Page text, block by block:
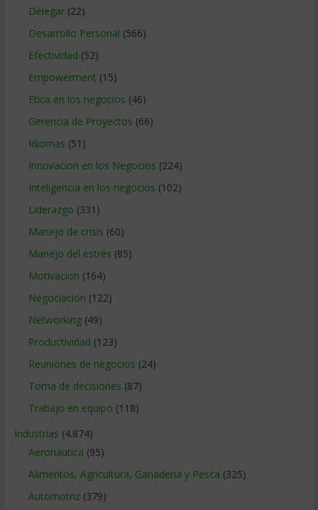
Delegar(22)
Desarrollo Personal (566)
Efectividad (52)
Empowerment (15)
Etica en los negocios (46)
Gerencia de Proyectos (66)
Idiomas (51)
Innovacion en los Negocios (224)
Inteligencia en los negocios (102)
Liderazgo (331)
Manejo de crisis (60)
Manejo del estrés (85)
Motivacion (164)
Negociacion (122)
Networking(49)
Productividad (123)
Reuniones de negocios (24)
Toma de decisiones (87)
Trabajo en equipo (118)
Industrias (4.874)
Aeronautica (95)
Alimentos, Agricultura, Ganaderia y Pesca (325)
Automotriz(379)